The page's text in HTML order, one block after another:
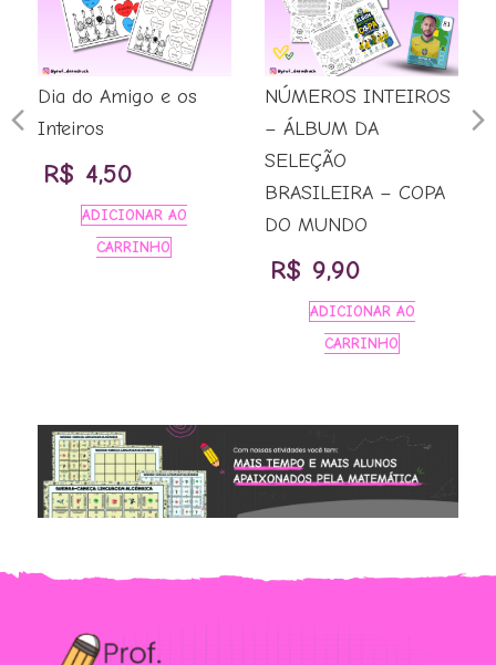
Dia do Amigo e os
Inteiros
R$ 4,50
ADICIONAR AO
CARRINHO
NÚMEROS INTEIROS
– ÁLBUM DA
SELEÇÃO
BRASILEIRA – COPA
DO MUNDO
R$ 9,90
ADICIONAR AO
CARRINHO
Previous
Slide